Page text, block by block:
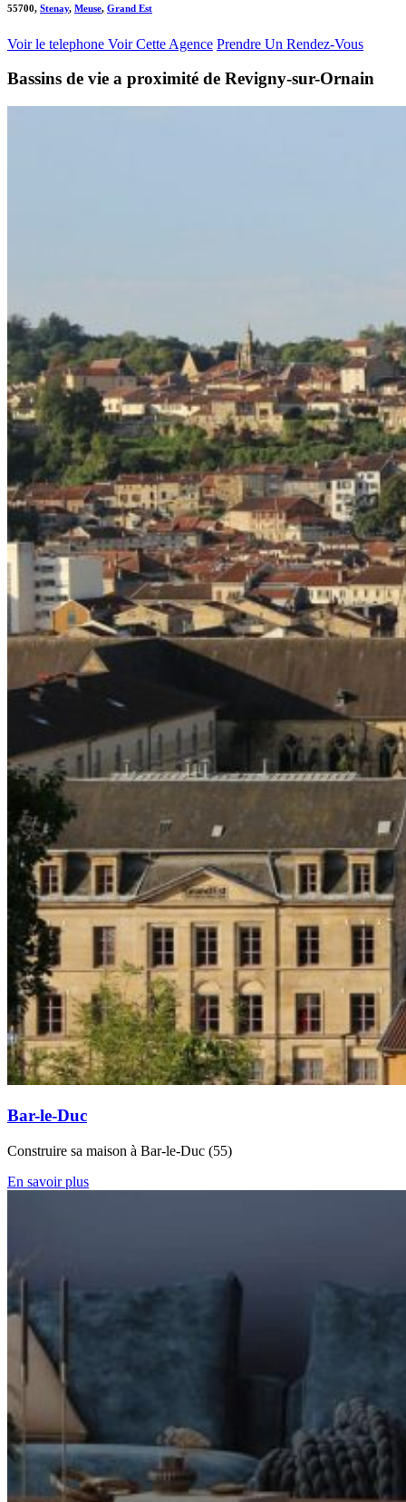
55700, Stenay, Meuse, Grand Est
Voir le telephone Voir Cette Agence Prendre Un Rendez-Vous
Bassins de vie a proximité de Revigny-sur-Ornain
Bar-le-Duc
Construire sa maison à Bar-le-Duc (55)
En savoir plus